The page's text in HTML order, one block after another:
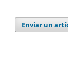
Enviar un